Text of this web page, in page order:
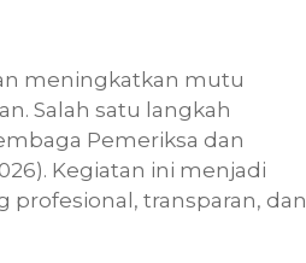
meningkatkan mutu
Salah satu langkah
Pemeriksa dan
Kegiatan ini menjadi
transparan, dan